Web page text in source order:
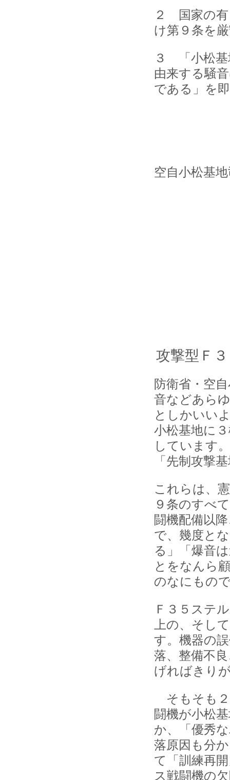
２ 国家の有
け第９条を
３ 「小松基
由来する騒
である」を
空自小松基
攻撃型Ｆ
防衛省・空
音などあら
としかいい
小松基地に
しています
「先制攻撃
これらは、
９条のすべ
闘機配備以
で、幾度と
る」「爆音
とをなんら
のなにもの
Ｆ３５ステ
上の、そし
す。機器の
落、整備不
げればきり
そもそも２
闘機が小松
か、「優秀
落原因も分
て「訓練再
ス戦闘機の